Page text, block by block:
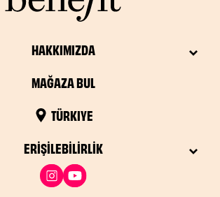
HAKKIMIZDA
MAĞAZA BUL
TÜRKIYE
ERIŞILEBILIRLIK